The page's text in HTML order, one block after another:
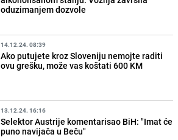
oduzimanjem dozvole
14.12.24. 08:39
Ako putujete kroz Sloveniju nemojte raditi
ovu grešku, može vas koštati 600 KM
13.12.24. 16:16
Selektor Austrije komentarisao BiH: "Imat će
puno navijača u Beču"